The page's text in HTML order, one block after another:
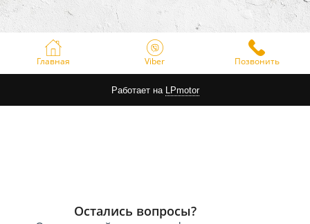
Остались вопросы?
Главная Viber Позвонить
Работает на LPmotor